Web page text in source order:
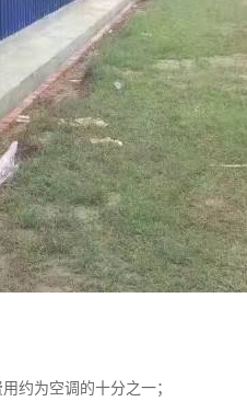
约为空调的十分之一；